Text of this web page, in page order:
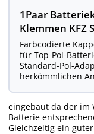
1Paar
Klemmen KFZ
Farbcodierte
für Top-Pol-
Standard-Pol-
herkömmlichen
eingebaut da der
Batterie
Gleichzeitig ein